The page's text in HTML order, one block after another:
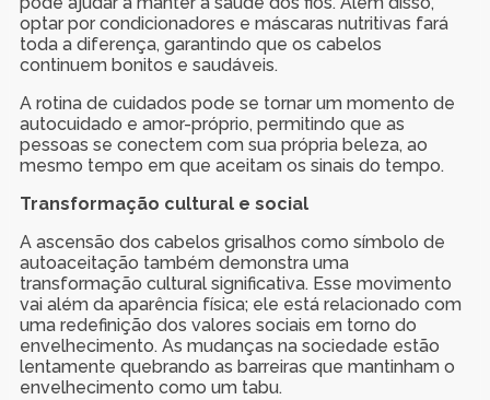
optar por condicionadores e máscaras nutritivas fará
toda a diferença, garantindo que os cabelos
continuem bonitos e saudáveis.
A rotina de cuidados pode se tornar um momento de
autocuidado e amor-próprio, permitindo que as
pessoas se conectem com sua própria beleza, ao
mesmo tempo em que aceitam os sinais do tempo.
Transformação cultural e social
A ascensão dos cabelos grisalhos como símbolo de
autoaceitação também demonstra uma
transformação cultural significativa. Esse movimento
vai além da aparência física; ele está relacionado com
uma redefinição dos valores sociais em torno do
envelhecimento. As mudanças na sociedade estão
lentamente quebrando as barreiras que mantinham o
envelhecimento como um tabu.